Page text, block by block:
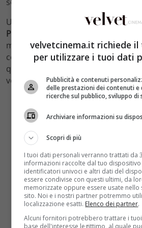
semplici da girare.
Una delle scene più iconiche,il
Primo Ministro interpretato da
motivo di grande resistenza da
cercò in ogni modo di dissuadere il
quella sequenza, arrivando a
volte.
velvetcinema.it richiede il
per utilizzare i tuoi dati
Pubblicità e contenuti
delle prestazioni dei contenuti e
ricerche sul pubblico, sviluppo di
Archiviare informazioni su
Scopri di più
I tuoi dati personali verranno trattati da
informazioni raccolte dal tuo dispositivo
identificatori univoci e altri dati del
essere condivise con questi ultimi, da
memorizzate oppure essere usate
sito. Noi e i nostri partner potremmo
localizzazione esatti. Elenco dei partner.
Alcuni fornitori potrebbero trattare i
base dell'interesse legittimo, al quale